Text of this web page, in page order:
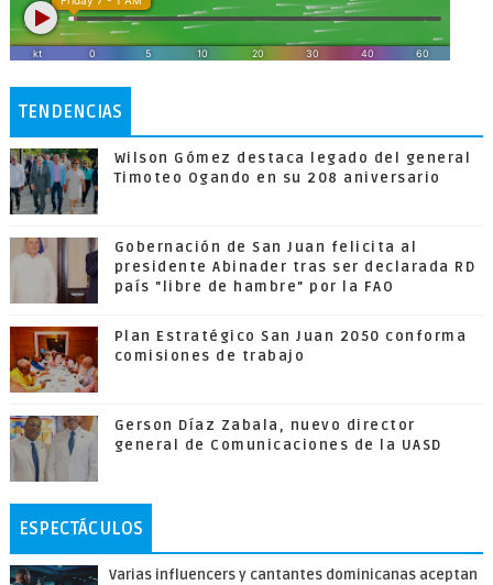
TENDENCIAS
Wilson Gómez destaca legado del general
Timoteo Ogando en su 208 aniversario
Gobernación de San Juan felicita al
presidente Abinader tras ser declarada RD
país "libre de hambre" por la FAO
Plan Estratégico San Juan 2050 conforma
comisiones de trabajo
Gerson Díaz Zabala, nuevo director
general de Comunicaciones de la UASD
ESPECTÁCULOS
Varias influencers y cantantes dominicanas aceptan